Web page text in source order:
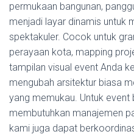
permukaan bangunan,
menjadi layar dinamis untuk
spektakuler. Cocok untuk
perayaan kota, mapping
tampilan visual event Anda
mengubah arsitektur biasa
yang memukau. Untuk event
membutuhkan manajemen
kami juga dapat